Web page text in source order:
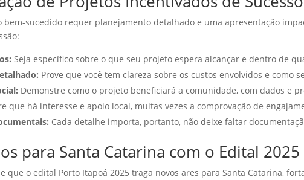
sucedido requer planejamento detalhado e uma apresentação
Seja específico sobre o que seu projeto espera alcançar e dentro de
Prove que você tem clareza sobre os custos envolvidos e como
Demonstre como o projeto beneficiará a comunidade, com dados e
que há interesse e apoio local, muitas vezes a comprovação de
Cada detalhe importa, portanto, não deixe faltar
para Santa Catarina com o Edital 2025
que o edital Porto Itapoá 2025 traga novos ares para Santa Catarina,